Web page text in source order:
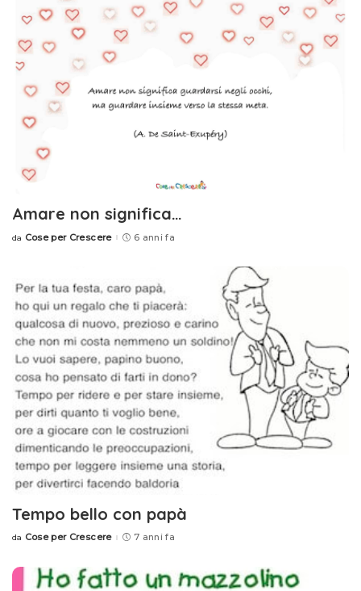
Amare non significa…
Posted
da Cose per Crescere 6 anni fa
Tempo bello con papà
Posted
da Cose per Crescere 7 anni fa